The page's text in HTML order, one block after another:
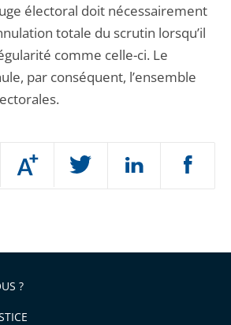
Augmenter
ou
électoral doit nécessairement
totale du scrutin lorsqu’il
comme celle-ci. Le
par conséquent, l’ensemble
?